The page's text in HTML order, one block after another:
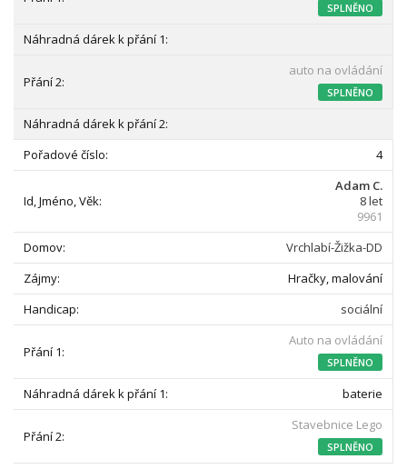
SPLNĚNO
auto na ovládání
SPLNĚNO
4
Adam C.
8 let
9961
Vrchlabí-Žižka-DD
Hračky, malování
sociální
Auto na ovládání
SPLNĚNO
baterie
Stavebnice Lego
SPLNĚNO